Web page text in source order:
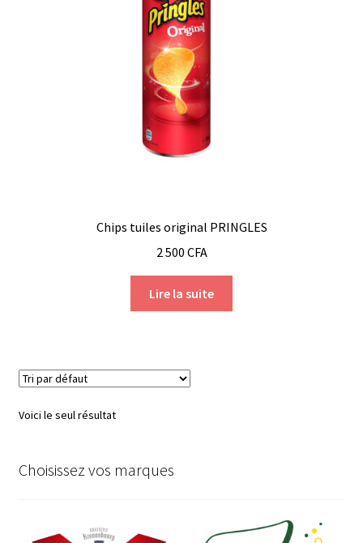
Chips tuiles original PRINGLES
2 500 CFA
Lire la suite
Voici le seul résultat
Choisissez vos marques